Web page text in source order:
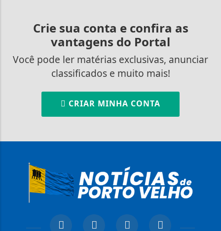
Crie sua conta e confira as
vantagens do Portal
Você pode ler matérias exclusivas, anunciar
classificados e muito mais!
CRIAR MINHA CONTA